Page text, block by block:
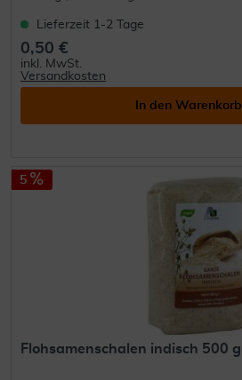
Lieferzeit 1-2 Tage
0,50 €
inkl. MwSt.
Versandkosten
In den Warenkorb
5
Flohsamenschalen indisch 500 g